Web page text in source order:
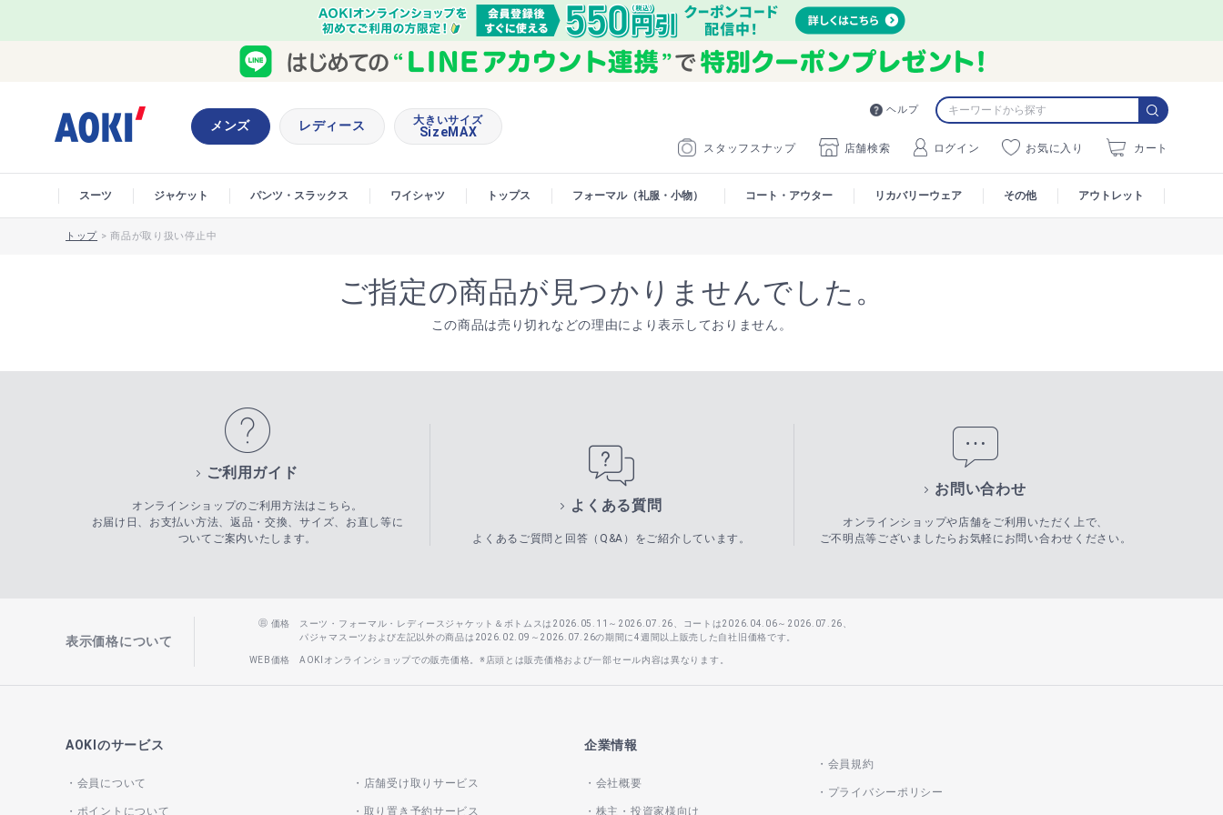
ヘルプ
スタッフスナップ 店舗検索 ログイン お気に入り カート
メンズ レディース 大きいサイズ
SizeMAX
スーツ ジャケット パンツ・スラックス ワイシャツ トップス フォーマル（礼服・小物） コート・アウター リカバリーウェア その他 アウトレット
トップ >商品が取り扱い停止中
ご指定の商品が見つかりませんでした。
この商品は売り切れなどの理由により表示しておりません。
ご利用ガイド
オンラインショップのご利用方法はこちら。
お届け日、お支払い方法、返品・交換、サイズ、お直し等に
ついてご案内いたします。
よくある質問
よくあるご質問と回答（Q&A）をご紹介しています。
お問い合わせ
オンラインショップや店舗をご利用いただく上で、
ご不明点等ございましたらお気軽にお問い合わせください。
表示価格について
価格
スーツ・フォーマル・レディースジャケット＆ボトムスは2026.05.11～2026.07.26、コートは2026.04.06～2026.07.26、
パジャマスーツおよび左記以外の商品は2026.02.09～2026.07.26の期間に4週間以上販売した自社旧価格です。
WEB価格 AOKIオンラインショップでの販売価格。※店頭とは販売価格および一部セール内容は異なります。
AOKIのサービス
会員について
ポイントについて
店舗受け取りサービス
取り置き予約サービス
企業情報
会社概要
株主・投資家様向け
会員規約
プライバシーポリシー